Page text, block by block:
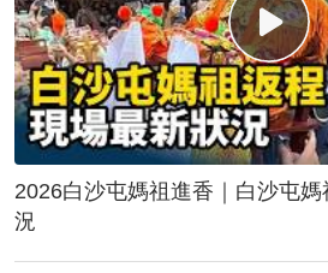
2026白沙屯媽祖進香｜白沙屯
況